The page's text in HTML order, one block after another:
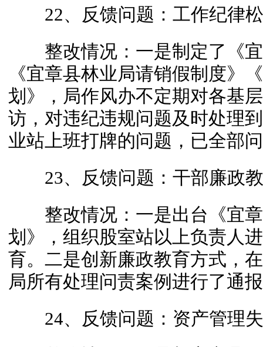
22、反馈问题：工作纪律
整改情况：一是制定了《宜
《宜章县林业局请销假制度》
划》，局作风办不定期对各基
访，对违纪违规问题及时处理
业站上班打牌的问题，已全部
23、反馈问题：干部廉政教
整改情况：一是出台《宜章
划》，组织股室站以上负责人
育。二是创新廉政教育方式，
局所有处理问责案例进行了通
24、反馈问题：资产管理失